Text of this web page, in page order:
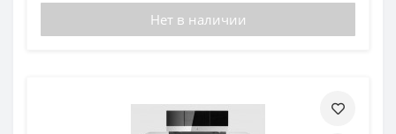
Нет в наличии